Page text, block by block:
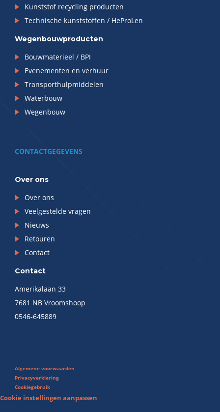
Kunststof recycling producten
Technische kunststoffen / HeProLen
Wegenbouwproducten
Bouwmaterieel / BPI
Evenementen en verhuur
Transporthulpmiddelen
Waterbouw
Wegenbouw
CONTACTGEGEVENS
Over ons
Over ons
Veelgestelde vragen
Nieuws
Retouren
Contact
Contact
Amerikalaan 33
7681 NB Vroomshoop
0546-645889
Algemene voorwaarden
Privacyverklaring
Cookiegebruik
Cookie instellingen aanpassen